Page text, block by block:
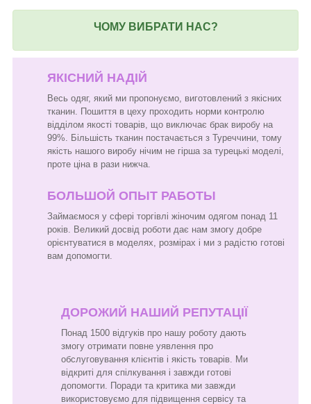
ЧОМУ ВИБРАТИ НАС?
ЯКІСНИЙ НАДІЙ
Весь одяг, який ми пропонуємо, виготовлений з якісних
тканин. Пошиття в цеху проходить норми контролю
відділом якості товарів, що виключає брак виробу на
99%. Більшість тканин постачається з Туреччини, тому
якість нашого виробу нічим не гірша за турецькі моделі,
проте ціна в рази нижча.
БОЛЬШОЙ ОПЫТ РАБОТЫ
Займаємося у сфері торгівлі жіночим одягом понад 11
років. Великий досвід роботи дає нам змогу добре
орієнтуватися в моделях, розмірах і ми з радістю готові
вам допомогти.
ДОРОЖИЙ НАШИЙ РЕПУТАЦІЇ
Понад 1500 відгуків про нашу роботу дають
змогу отримати повне уявлення про
обслуговування клієнтів і якість товарів. Ми
відкриті для спілкування і завжди готові
допомогти. Поради та критика ми завжди
використовуємо для підвищення сервісу та